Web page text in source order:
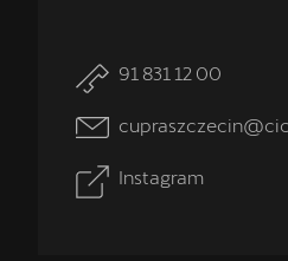
91 831 12 00
Instagram